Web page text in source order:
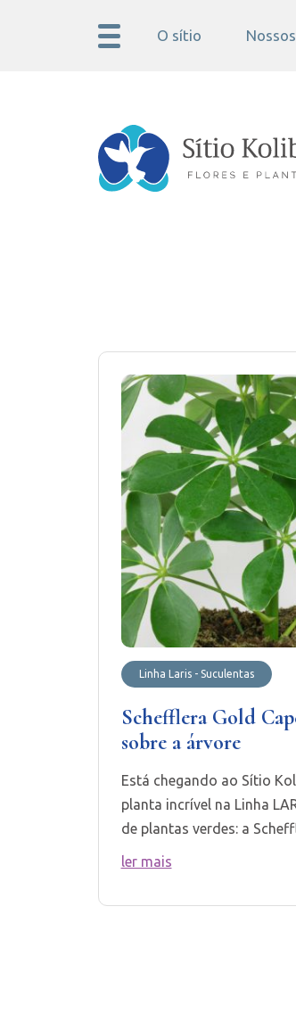
O sítio
Linha Laris - Suculentas
Schefflera Gold
sobre a árvore
Está chegando ao Sítio
planta incrível na Linha
de plantas verdes: a
ler mais